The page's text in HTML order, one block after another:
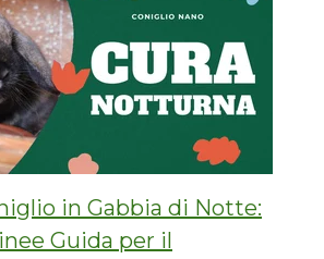
in Gabbia di Notte:
Guida per il